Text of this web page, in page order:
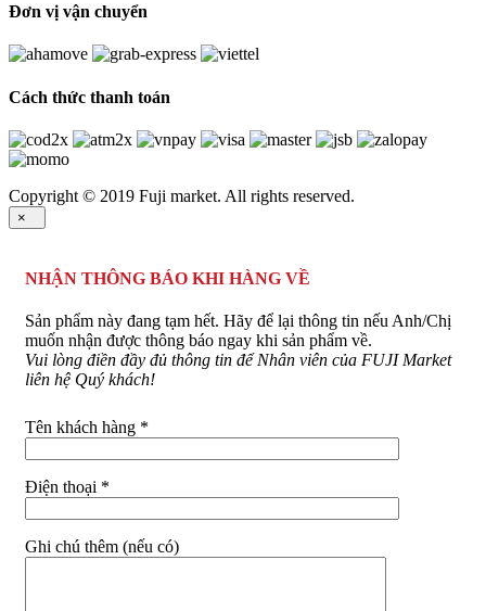
Đơn vị vận chuyển
Cách thức thanh toán
Copyright © 2019 Fuji market. All rights reserved.
×
NHẬN THÔNG BÁO KHI HÀNG VỀ
Sản phẩm này đang tạm hết. Hãy để lại thông tin nếu Anh/Chị
muốn nhận được thông báo ngay khi sản phẩm về.
Vui lòng điền đầy đủ thông tin để Nhân viên của FUJI Market
liên hệ Quý khách!
Tên khách hàng *
Điện thoại *
Ghi chú thêm (nếu có)